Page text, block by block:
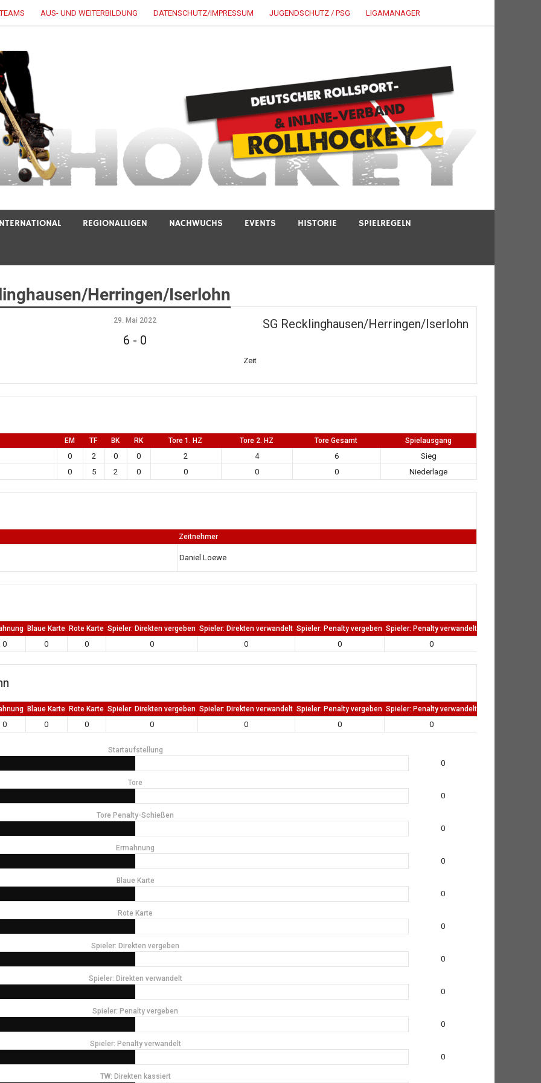
AUS- UND WEITERBILDUNG DATENSCHUTZ/IMPRESSUM JUGENDSCHUTZ / PSG LIGAMANAGER
REGIONALLIGEN NACHWUCHS EVENTS HISTORIE SPIELREGELN
Herringen/Iserlohn
SG Recklinghausen/Herringen/Iserlohn
29. Mai 2022
6 - 0
Zeit
EM TF BK RK Tore 1. HZ Tore 2. HZ Tore Gesamt Spielausgang
0 2 0 0 2 4 6
Sieg
0 5 2 0 0 0 0 Niederlage
Zeitnehmer
Daniel Loewe
Blaue Karte Rote Karte Spieler: Direkten vergeben Spieler: Direkten verwandelt Spieler: Penalty vergeben Spieler: Penalty verwandelt
0 0 0 0 0 0 0
Blaue Karte Rote Karte Spieler: Direkten vergeben Spieler: Direkten verwandelt Spieler: Penalty vergeben Spieler: Penalty verwandelt
0 0 0 0 0 0 0
Startaufstellung
0
Tore
0
Tore Penalty-Schießen
0
Ermahnung
0
Blaue Karte
0
Rote Karte
0
Spieler: Direkten vergeben
0
Spieler: Direkten verwandelt
0
Spieler: Penalty vergeben
0
Spieler: Penalty verwandelt
0
TW: Direkten kassiert